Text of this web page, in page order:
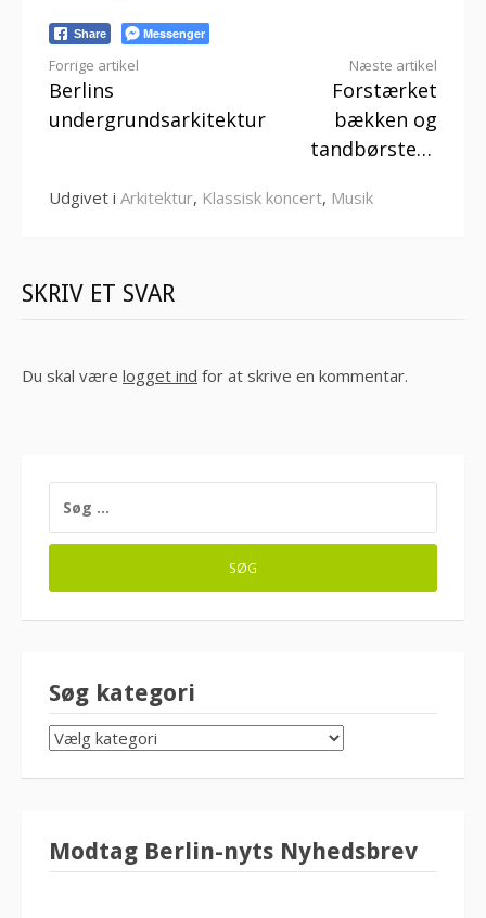
Share Messenger
Læs
videre
Forrige artikel
Berlins
undergrundsarkitektur
Næste artikel
Forstærket
bækken og
tandbørste…
Udgivet i Arkitektur, Klassisk koncert, Musik
SKRIV ET SVAR
Du skal være logget ind for at skrive en kommentar.
EFTER:
Søg kategori
SØG
KATEGORI
Modtag Berlin-nyts Nyhedsbrev